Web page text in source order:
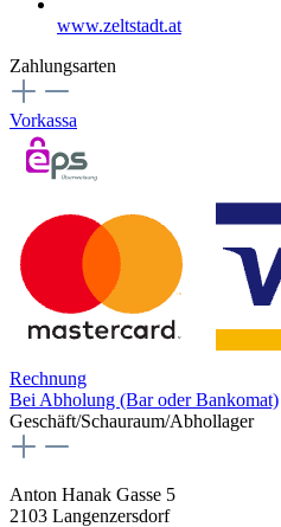
www.zeltstadt.at
Zahlungsarten
Vorkassa
Rechnung
Bei Abholung (Bar oder Bankomat)
Geschäft/Schauraum/Abhollager
Anton Hanak Gasse 5
2103 Langenzersdorf